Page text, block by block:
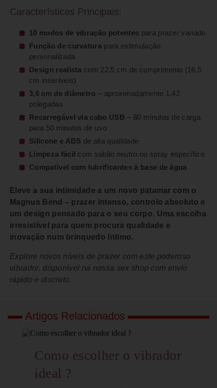
Características Principais:
10 modos de vibração potentes para prazer variado
Função de curvatura para estimulação
personalizada
Design realista com 22,5 cm de comprimento (16,5
cm inseríveis)
3,6 cm de diâmetro – aproximadamente 1,42
polegadas
Recarregável via cabo USB – 80 minutos de carga
para 50 minutos de uso
Silicone e ABS de alta qualidade
Limpeza fácil
com sabão neutro ou spray específico
Compatível com lubrificantes à base de água
Eleve a sua intimidade a um novo patamar com o
Magnus Bend – prazer intenso, controlo absoluto e
um design pensado para o seu corpo. Uma escolha
irresistível para quem procura qualidade e
inovação num brinquedo íntimo.
Explore novos níveis de prazer com este poderoso
vibrador, disponível na nossa sex shop com envio
rápido e discreto.
Artigos Relacionados
Como escolher o vibrador
ideal ?